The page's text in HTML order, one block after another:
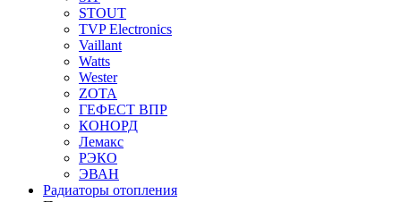
STOUT
TVP Electronics
Vaillant
Watts
Wester
ZOTA
ГЕФЕСТ ВПР
КОНОРД
Лемакс
РЭКО
ЭВАН
Радиаторы отопления